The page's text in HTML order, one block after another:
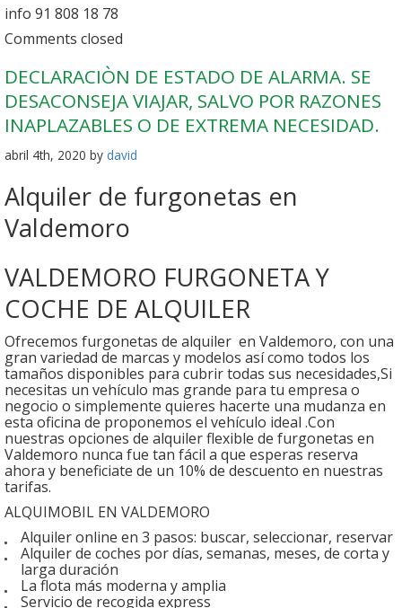
info 91 808 18 78
Comments closed
DECLARACIÒN DE ESTADO DE ALARMA. SE
DESACONSEJA VIAJAR, SALVO POR RAZONES
INAPLAZABLES O DE EXTREMA NECESIDAD.
abril 4th, 2020 by david
Alquiler de furgonetas en
Valdemoro
VALDEMORO FURGONETA Y
COCHE DE ALQUILER
Ofrecemos furgonetas de alquiler en Valdemoro, con una
gran variedad de marcas y modelos así como todos los
tamaños disponibles para cubrir todas sus necesidades,Si
necesitas un vehículo mas grande para tu empresa o
negocio o simplemente quieres hacerte una mudanza en
esta oficina de proponemos el vehículo ideal .Con
nuestras opciones de alquiler flexible de furgonetas en
Valdemoro nunca fue tan fácil a que esperas reserva
ahora y beneficiate de un 10% de descuento en nuestras
tarifas.
ALQUIMOBIL EN VALDEMORO
Alquiler online en 3 pasos: buscar, seleccionar, reservar
Alquiler de coches por días, semanas, meses, de corta y
larga duración
La flota más moderna y amplia
Servicio de recogida express